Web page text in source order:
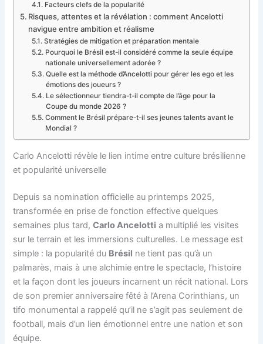
Facteurs clefs de la popularité
Risques, attentes et la révélation : comment Ancelotti
navigue entre ambition et réalisme
Stratégies de mitigation et préparation mentale
Pourquoi le Brésil est-il considéré comme la seule équipe
nationale universellement adorée ?
Quelle est la méthode d’Ancelotti pour gérer les ego et les
émotions des joueurs ?
Le sélectionneur tiendra-t-il compte de l’âge pour la
Coupe du monde 2026 ?
Comment le Brésil prépare-t-il ses jeunes talents avant le
Mondial ?
Carlo Ancelotti révèle le lien intime entre culture brésilienne
et popularité universelle
Depuis sa nomination officielle au printemps 2025,
transformée en prise de fonction effective quelques
semaines plus tard,Carlo Ancelotti a multiplié les visites
sur le terrain et les immersions culturelles. Le message est
simple : la popularité du Brésil ne tient pas qu’à un
palmarès, mais à une alchimie entre le spectacle, l’histoire
et la façon dont les joueurs incarnent un récit national. Lors
de son premier anniversaire fêté à l’Arena Corinthians, un
tifo monumental a rappelé qu’il ne s’agit pas seulement de
football, mais d’un lien émotionnel entre une nation et son
équipe.